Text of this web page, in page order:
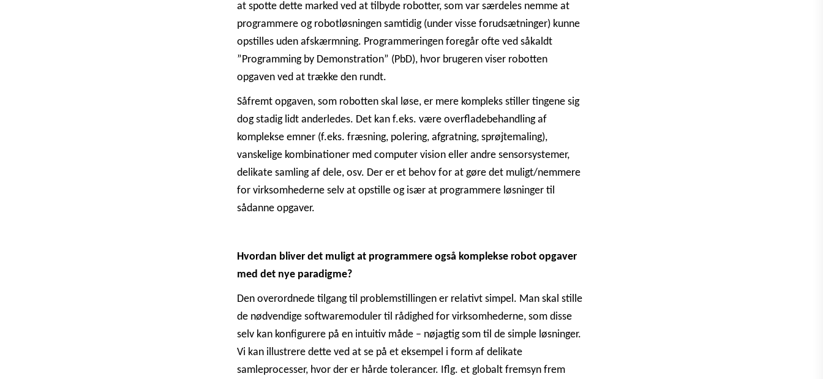
at spotte dette marked ved at tilbyde robotter, som var særdeles nemme at
programmere og robotløsningen samtidig (under visse forudsætninger) kunne
opstilles uden afskærmning. Programmeringen foregår ofte ved såkaldt
”Programming by Demonstration” (PbD), hvor brugeren viser robotten
opgaven ved at trække den rundt.
Såfremt opgaven, som robotten skal løse, er mere kompleks stiller tingene sig
dog stadig lidt anderledes. Det kan f.eks. være overfladebehandling af
komplekse emner (f.eks. fræsning, polering, afgratning, sprøjtemaling),
vanskelige kombinationer med computer vision eller andre sensorsystemer,
delikate samling af dele, osv. Der er et behov for at gøre det muligt/nemmere
for virksomhederne selv at opstille og især at programmere løsninger til
sådanne opgaver.
Hvordan bliver det muligt at programmere også komplekse robot opgaver
med det nye paradigme?
Den overordnede tilgang til problemstillingen er relativt simpel. Man skal stille
de nødvendige softwaremoduler til rådighed for virksomhederne, som disse
selv kan konfigurere på en intuitiv måde – nøjagtig som til de simple løsninger.
Vi kan illustrere dette ved at se på et eksempel i form af delikate
samleprocesser, hvor der er hårde tolerancer. Iflg. et globalt fremsyn frem